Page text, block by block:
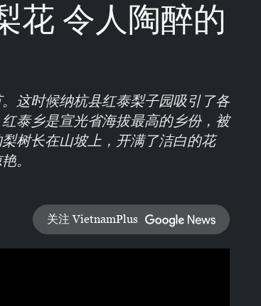
花 令人陶醉的
这时候纳杭县红泰梨子园吸引了各
泰乡是宣光省海拔最高的乡份，被
树长在山坡上，开满了洁白的花
。
关注 VietnamPlus